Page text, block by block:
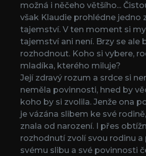
možná i něčeho většího...
však Klaudie prohlédne jedno
tajemství. V ten moment si
tajemství ani není. Brzy se ale
rozhodnout. Koho si vybere,
mladíka, kterého miluje?
Její zdravý rozum a srdce si
neměla povinnosti, hned by
koho by si zvolila. Jenže ona
je vázána slibem ke své
znala od narození. I přes
rozhodnutí zvolí svou rodinu a
svému slibu a své povinnosti